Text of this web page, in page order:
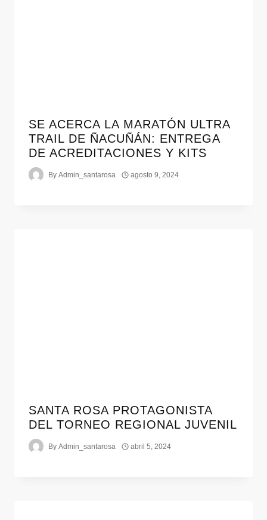
SE ACERCA LA MARATÓN ULTRA
TRAIL DE ÑACUÑÁN: ENTREGA
DE ACREDITACIONES Y KITS
By Admin_santarosa agosto 9, 2024
SANTA ROSA PROTAGONISTA
DEL TORNEO REGIONAL JUVENIL
By Admin_santarosa abril 5, 2024